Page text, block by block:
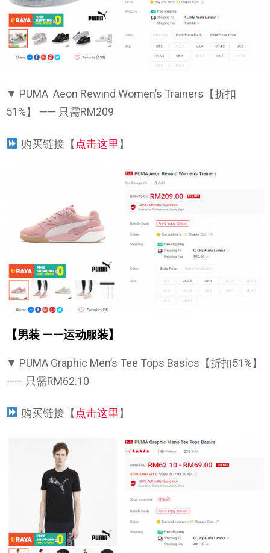
▼ PUMA Aeon Rewind Women’s Trainers【折扣
51%】 —— 只需RM209
购买链接【 点击这里 】
【男装 ——运动服装】
▼ PUMA Graphic Men’s Tee Tops Basics【折扣51%】
—— 只需RM62.10
购买链接【点击这里】